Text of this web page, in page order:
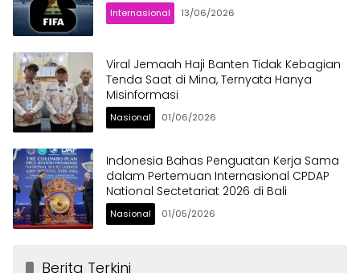
Internasional 13/06/2026
Viral Jemaah Haji Banten Tidak Kebagian
Tenda Saat di Mina, Ternyata Hanya
Misinformasi
Nasional 01/06/2026
Indonesia Bahas Penguatan Kerja Sama
dalam Pertemuan Internasional CPDAP
National Sectetariat 2026 di Bali
Nasional 01/05/2026
Berita Terkini